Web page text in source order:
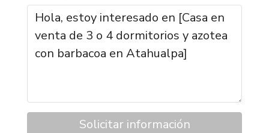
Solicitar información